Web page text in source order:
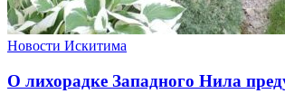
Новости Искитима
О лихорадке Западного Нила